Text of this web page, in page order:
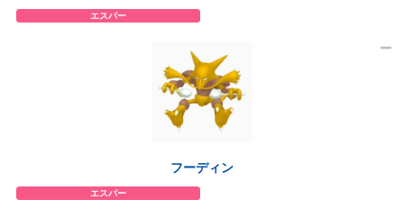
エスパー
フーディン
エスパー